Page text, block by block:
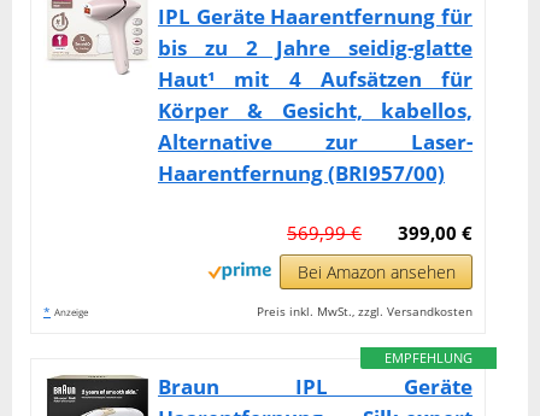
IPL Geräte Haarentfernung für
bis zu 2 Jahre seidig-glatte
Haut¹ mit 4 Aufsätzen für
Körper & Gesicht, kabellos,
Alternative zur Laser-
Haarentfernung (BRI957/00)
399,00 €
569,99 €
Bei Amazon ansehen
* Anzeige Preis inkl. MwSt., zzgl. Versandkosten
EMPFEHLUNG
Braun IPL Geräte